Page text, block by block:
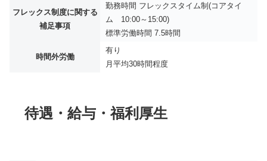
フレックス制度に関する
補足事項
勤務時間 フレックスタイム制(コアタイ
ム 10:00～15:00)
標準労働時間 7.5時間
時間外労働
有り
月平均30時間程度
待遇・給与・福利厚生